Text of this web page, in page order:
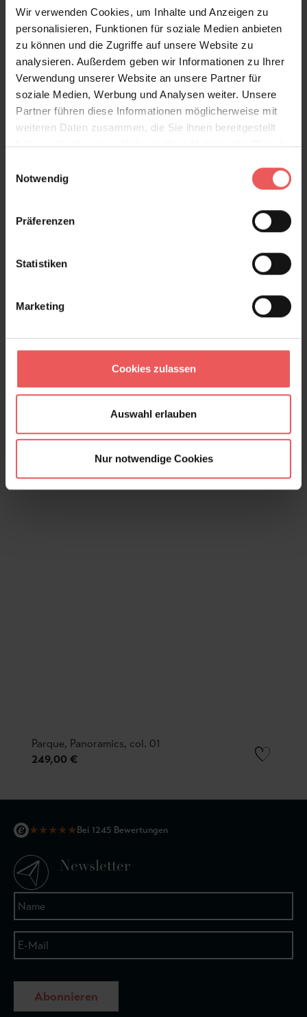
Wir verwenden Cookies, um Inhalte und Anzeigen zu
personalisieren, Funktionen für soziale Medien anbieten
zu können und die Zugriffe auf unsere Website zu
analysieren. Außerdem geben wir Informationen zu Ihrer
Verwendung unserer Website an unsere Partner für
soziale Medien, Werbung und Analysen weiter. Unsere
Partner führen diese Informationen möglicherweise mit
weiteren Daten zusammen, die Sie ihnen bereitgestellt
haben oder die sie im Rahmen Ihrer Nutzung der Dienste
Notwendig
Präferenzen
Statistiken
Marketing
Cookies zulassen
Auswahl erlauben
Nur notwendige Cookies
Produktgalerie überspringen
Varianten
Parque, Panoramics, col. 02
Parque, Panoramics, col. 01
249,00 €
★★★★★Bei 1245 Bewertungen
Newsletter
Abonnieren